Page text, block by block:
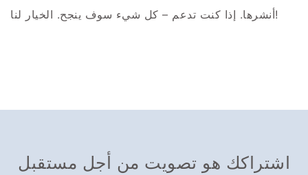
أنشرها. إذا كنت تدعم – كل شيء سوف ينجح. الخيار لنا!
اشتراكك هو تصويت من أجل مستقبل